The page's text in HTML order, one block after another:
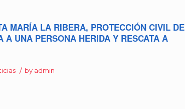
MARÍA LA RIBERA, PROTECCIÓN CIVIL DE
A UNA PERSONA HERIDA Y RESCATA A
/ by admin